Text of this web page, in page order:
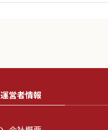
運営者情報